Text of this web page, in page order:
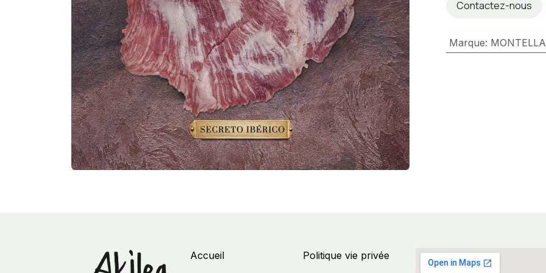
Contactez-nous
Marque:
Politique vie privée
Accueil